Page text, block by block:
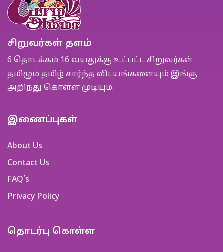
சிறுவர்கள் தளம்
6 தொடக்கம் 16 வயதுக்கு உட்பட்ட சிறுவர்கள்
தமிழும் தமிழ் சார்ந்த விடயங்களையும் இங்கு
அறிந்து கொள்ள முடியும்.
இணைப்புகள்
About Us
Contact Us
FAQ’s
Privacy Policy
தொடர்பு கொள்ள